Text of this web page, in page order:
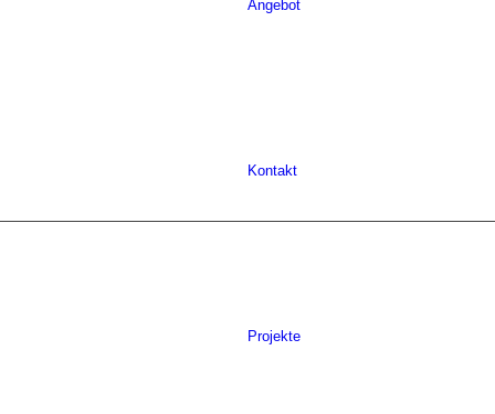
Angebot
Kontakt
Projekte